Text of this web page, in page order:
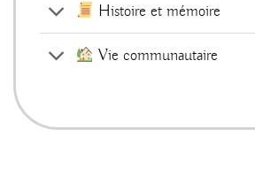
Histoire et mémoire
Vie communautaire